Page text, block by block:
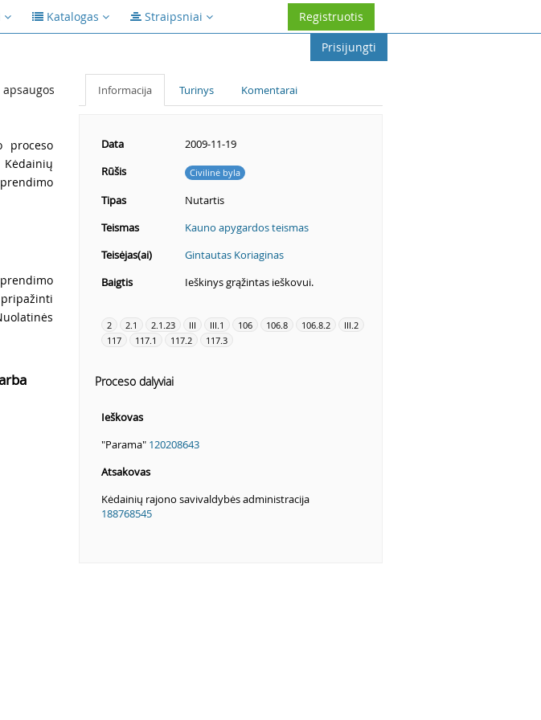
Katalogas Straipsniai
Registruotis
Prisijungti
proceso
Informacija Turinys Komentarai
Data
2009-11-19
Rūšis
Civilinė byla
Tipas
Nutartis
Teismas
Kauno apygardos teismas
Teisėjas(ai)
Gintautas Koriaginas
Baigtis
Ieškinys grąžintas ieškovui.
2 2.1 2.1.23 III III.1 106 106.8 106.8.2
III.2
117
117.1 117.2 117.3
Proceso dalyviai
Ieškovas
"Parama" 120208643
Atsakovas
Kėdainių rajono savivaldybės administracija
188768545